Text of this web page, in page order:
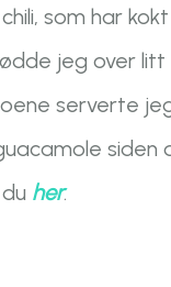
som har
jeg over
serverte
siden
her.